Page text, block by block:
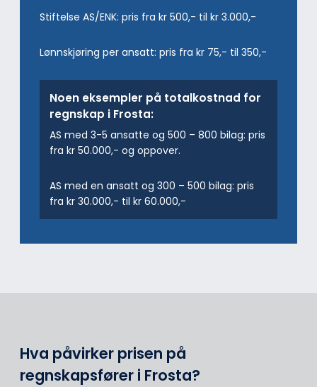
Stiftelse AS/ENK: pris fra kr 500,- til kr 3.000,-
Lønnskjøring per ansatt: pris fra kr 75,- til 350,-
Noen eksempler på totalkostnad for
regnskap i Frosta:
AS med 3-5 ansatte og 500 – 800 bilag: pris
fra kr 50.000,- og oppover.
AS med en ansatt og 300 – 500 bilag: pris
fra kr 30.000,- til kr 60.000,-
Hva påvirker prisen på
regnskapsfører i Frosta?